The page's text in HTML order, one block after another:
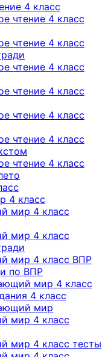
4 класс
чтение 4 класс
чтение 4 класс
чтение 4 класс
чтение 4 класс
чтение 4 класс
чтение 4 класс
чтение 4 класс
4 класс
мир 4 класс
мир 4 класс
мир 4 класс ВПР
по ВПР
мир 4 класс
4 класс
мир
мир 4 класс
мир 4 класс тесты